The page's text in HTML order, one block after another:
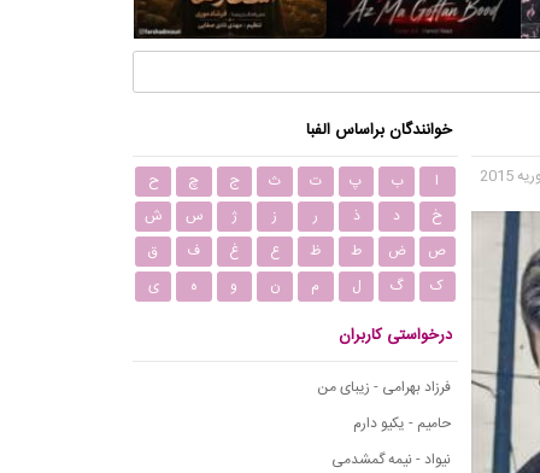
خوانندگان براساس الفبا
ا ب پ ت ث ج چ
ح
خ
د ذ ر ز ژ س
ش
ص
ض ط ظ ع غ ف
ق
ک
گ ل م ن و ه ی
درخواستی کاربران
فرزاد بهرامی - زیبای من
حامیم - یکیو دارم
نیواد - نیمه گمشدمی